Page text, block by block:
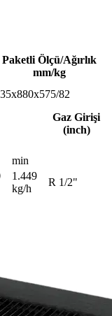
Paketli Ölçü/Ağırlık
mm/kg
82
Gaz Girişi
(inch)
min
1.449
kg/h
R 1/2"